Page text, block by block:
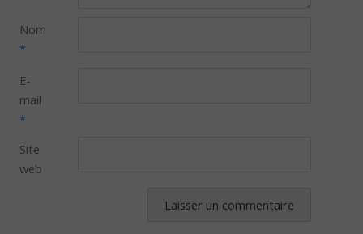
Nom
*
E-
mail
*
Site
web